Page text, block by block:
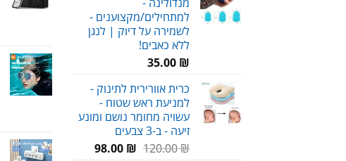
למתחילים/מקצוענים -
לשמירה על דיוק | לנגן
ללא כאבים!
35.00 ₪
כרית אוורירית לתינוק -
למניעת ראש שטוח -
עשויה מחומר נושם ומונע
זיעה - ב-3 צבעים
120.00₪
המחיר98.00 ₪
המחיר